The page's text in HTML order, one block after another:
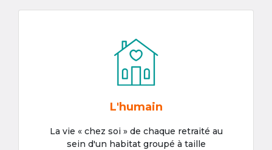
L'humain
La vie « chez soi » de chaque retraité au
sein d'un habitat groupé à taille